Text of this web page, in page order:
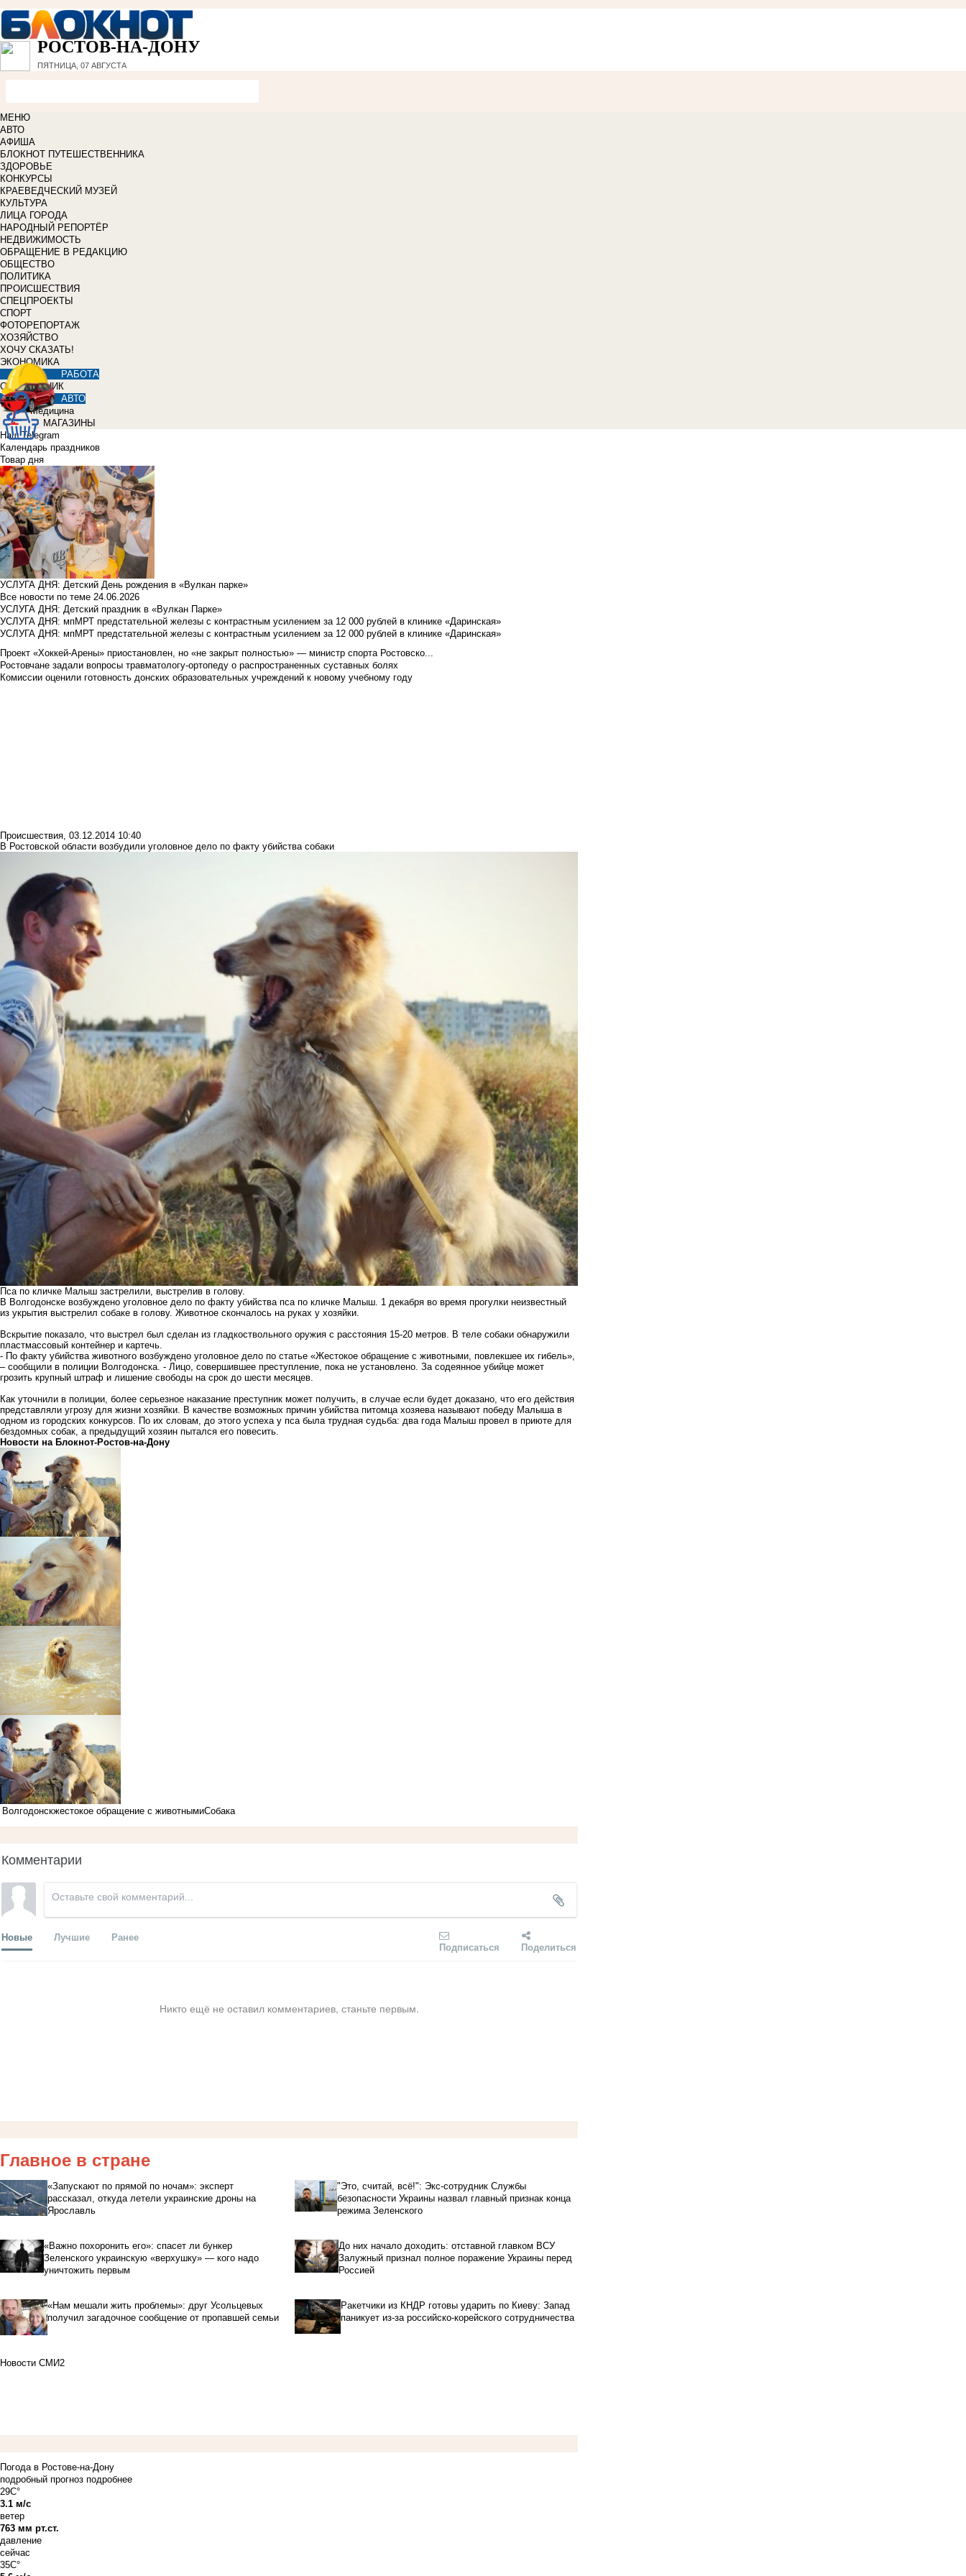
РОСТОВ-НА-ДОНУ
ПЯТНИЦА, 07 АВГУСТА
МЕНЮ
АВТО
АФИША
БЛОКНОТ ПУТЕШЕСТВЕННИКА
ЗДОРОВЬЕ
КОНКУРСЫ
КРАЕВЕДЧЕСКИЙ МУЗЕЙ
КУЛЬТУРА
ЛИЦА ГОРОДА
НАРОДНЫЙ РЕПОРТЁР
НЕДВИЖИМОСТЬ
ОБРАЩЕНИЕ В РЕДАКЦИЮ
ОБЩЕСТВО
ПОЛИТИКА
ПРОИСШЕСТВИЯ
СПЕЦПРОЕКТЫ
СПОРТ
ФОТОРЕПОРТАЖ
ХОЗЯЙСТВО
ХОЧУ СКАЗАТЬ!
ЭКОНОМИКА
РАБОТА
СПРАВОЧНИК
АВТО
Медицина
МАГАЗИНЫ
Наш Telegram
Календарь праздников
Товар дня
УСЛУГА ДНЯ: Детский День рождения в «Вулкан парке»
Все новости по теме 24.06.2026
УСЛУГА ДНЯ: Детский праздник в «Вулкан Парке»
УСЛУГА ДНЯ: мпМРТ предстательной железы с контрастным усилением за 12 000 рублей в клинике «Даринская»
УСЛУГА ДНЯ: мпМРТ предстательной железы с контрастным усилением за 12 000 рублей в клинике «Даринская»
Проект «Хоккей-Арены» приостановлен, но «не закрыт полностью» — министр спорта Ростовско...
Ростовчане задали вопросы травматологу-ортопеду о распространенных суставных болях
Комиссии оценили готовность донских образовательных учреждений к новому учебному году
Происшествия, 03.12.2014 10:40
В Ростовской области возбудили уголовное дело по факту убийства собаки
Пса по кличке Малыш застрелили, выстрелив в голову.
В Волгодонске возбуждено уголовное дело по факту убийства пса по кличке Малыш. 1 декабря во время прогулки неизвестный
из укрытия выстрелил собаке в голову. Животное скончалось на руках у хозяйки.
Вскрытие показало, что выстрел был сделан из гладкоствольного оружия с расстояния 15-20 метров. В теле собаки обнаружили
пластмассовый контейнер и картечь.
- По факту убийства животного возбуждено уголовное дело по статье «Жестокое обращение с животными, повлекшее их гибель»,
– сообщили в полиции Волгодонска. - Лицо, совершившее преступление, пока не установлено. За содеянное убийце может
грозить крупный штраф и лишение свободы на срок до шести месяцев.
Как уточнили в полиции, более серьезное наказание преступник может получить, в случае если будет доказано, что его действия
представляли угрозу для жизни хозяйки. В качестве возможных причин убийства питомца хозяева называют победу Малыша в
одном из городских конкурсов. По их словам, до этого успеха у пса была трудная судьба: два года Малыш провел в приюте для
бездомных собак, а предыдущий хозяин пытался его повесить.
Новости на Блoкнoт-Ростов-на-Дону
Волгодонскжестокое обращение с животнымиСобака
Комментарии
Новые Лучшие Ранее
Подписаться Поделиться
Никто ещё не оставил комментариев, станьте первым.
Главное в стране
«Запускают по прямой по ночам»: эксперт
рассказал, откуда летели украинские дроны на
Ярославль
"Это, считай, всё!": Экс-сотрудник Службы
безопасности Украины назвал главный признак конца
режима Зеленского
«Важно похоронить его»: спасет ли бункер
Зеленского украинскую «верхушку» — кого надо
уничтожить первым
До них начало доходить: отставной главком ВСУ
Залужный признал полное поражение Украины перед
Россией
«Нам мешали жить проблемы»: друг Усольцевых
получил загадочное сообщение от пропавшей семьи
Ракетчики из КНДР готовы ударить по Киеву: Запад
паникует из-за российско-корейского сотрудничества
Новости СМИ2
Погода в Ростове-на-Дону
подробный прогноз подробнее
29C°
3.1 м/с
ветер
763 мм рт.ст.
давление
сейчас
35C°